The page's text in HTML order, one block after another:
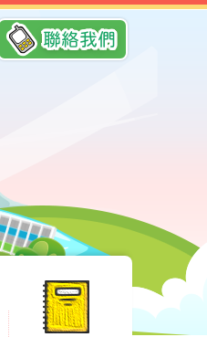
聯絡我們